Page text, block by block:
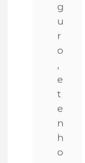
g
u
r
o
,
e
t
e
n
h
o